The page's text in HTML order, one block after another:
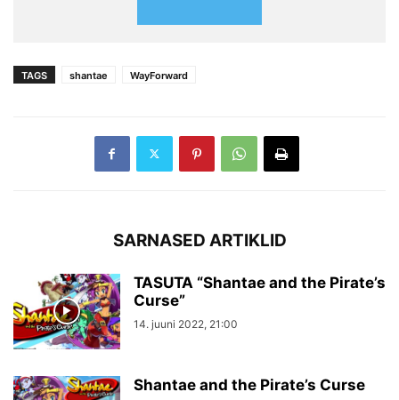
TAGS shantae WayForward
SARNASED ARTIKLID
TASUTA “Shantae and the Pirate’s
Curse”
14. juuni 2022, 21:00
Shantae and the Pirate’s Curse